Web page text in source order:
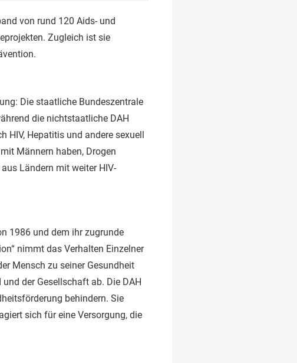
von rund 120 Aids- und
Zugleich ist sie
Die staatliche Bundeszentrale
die nichtstaatliche DAH
HIV, Hepatitis und andere sexuell
Männern haben, Drogen
Ländern mit weiter HIV-
1986 und dem ihr zugrunde
nimmt das Verhalten Einzelner
Mensch zu seiner Gesundheit
der Gesellschaft ab. Die DAH
behindern. Sie
sich für eine Versorgung, die